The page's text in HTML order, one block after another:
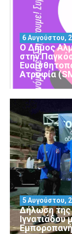
Ο Δήμος
στην
Ατροφία
6 Αυγούστου,
Δήλωση της
Ιγνατιάδου
5 Αυγούστου,